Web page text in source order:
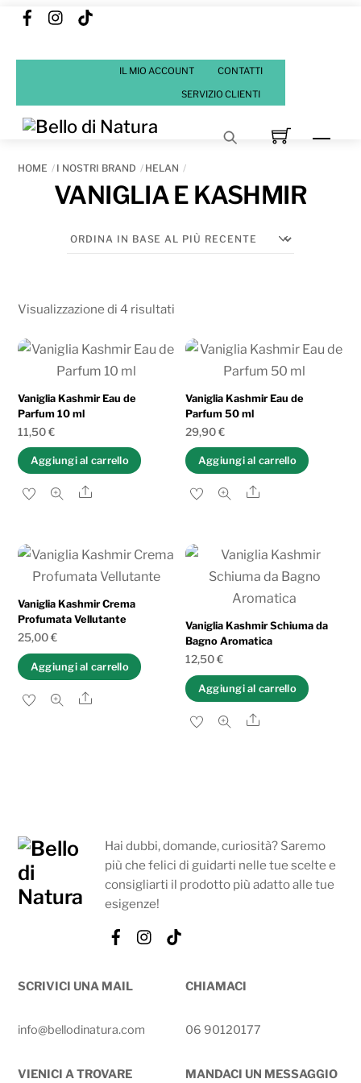
Skip
content
FacebookInstagram
IL MIO ACCOUNT CONTATTI
SERVIZIO CLIENTI
HOME I NOSTRI BRAND HELAN
VANIGLIA E KASHMIR
Visualizzazione di 4 risultati
base
più
recente
Vaniglia Kashmir Eau de
Parfum 10 ml
11,50€
Aggiungi al carrello
Share
Vaniglia Kashmir Eau de
Parfum 50 ml
29,90€
Aggiungi al carrello
Share
Vaniglia Kashmir Crema
Profumata Vellutante
25,00€
Aggiungi al carrello
Share
Vaniglia Kashmir Schiuma da
Bagno Aromatica
12,50€
Aggiungi al carrello
Share
Hai dubbi, domande, curiosità? Saremo
più che felici di guidarti nelle tue scelte e
consigliarti il prodotto più adatto alle tue
esigenze!
FacebookInstagram
SCRIVICI UNA MAIL
info@bellodinatura.com
CHIAMACI
06 90120177
VIENICI A TROVARE MANDACI UN MESSAGGIO